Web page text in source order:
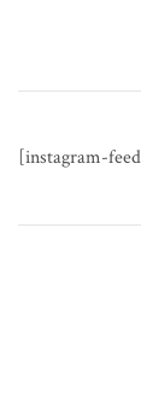
[instagram-